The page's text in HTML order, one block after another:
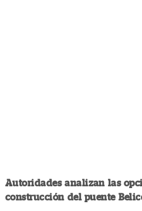
Autoridades analizan las
construcción del puente